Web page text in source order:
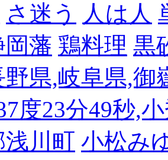
さ迷う 人は人
岡藩 鶏料理 黒
県,岐阜県,御
度23分49秒,
浅川町 小松み